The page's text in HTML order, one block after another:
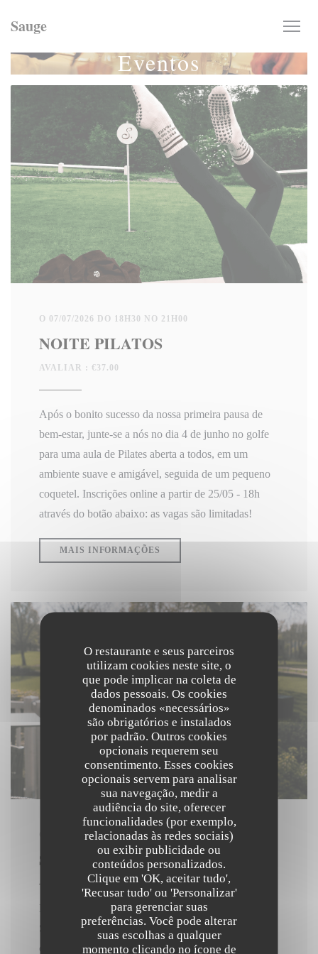
O restaurante e seus parceiros
utilizam cookies neste site, o
que pode implicar na coleta de
dados pessoais. Os cookies
denominados «necessários»
são obrigatórios e instalados
por padrão. Outros cookies
opcionais requerem seu
consentimento. Esses cookies
opcionais servem para analisar
sua navegação, medir a
audiência do site, oferecer
funcionalidades (por exemplo,
relacionadas às redes sociais)
ou exibir publicidade ou
conteúdos personalizados.
Clique em 'OK, aceitar tudo',
'Recusar tudo' ou 'Personalizar'
para gerenciar suas
preferências. Você pode alterar
suas escolhas a qualquer
momento clicando no ícone de
Sauge
Eventos
O 07/07/2026 DO 18H30 NO 21H00
NOITE PILATOS
AVALIAR : €37.00
Após o bonito sucesso da nossa primeira pausa de
bem-estar, junte-se a nós no dia 4 de junho no golfe
para uma aula de Pilates aberta a todos, em um
ambiente suave e amigável, seguida de um pequeno
coquetel. Inscrições online a partir de 25/05 - 18h
através do botão abaixo: as vagas são limitadas!
MAIS INFORMAÇÕES
O 10/06/2026 DO 18H00 NO 21H30
SPRITZ APÓS O TRABALHO
No dia 10 de junho, haverá um afterwork especial de
Spritz no golfe, animado por um DJ set. A
oportunidade perfeita para se encontrar, compartilhar